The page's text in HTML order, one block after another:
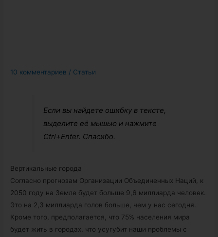
10 комментариев / Статьи
Если вы найдете ошибку в тексте,
выделите её мышью и нажмите
Ctrl+Enter. Спасибо.
Вертикальные города
Согласно прогнозам Организации Объединенных Наций, к
2050 году на Земле будет больше 9,6 миллиарда человек.
Это на 2,3 миллиарда голов больше, чем у нас сегодня.
Кроме того, предполагается, что 75% населения мира
будет жить в городах, что усугубит наши проблемы с